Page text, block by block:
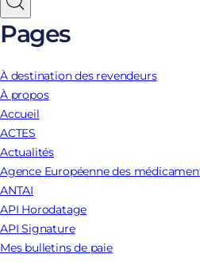
Pages
À destination des revendeurs
À propos
Accueil
ACTES
Actualités
Agence Européenne des
ANTAI
API Horodatage
API Signature
Mes bulletins de paie